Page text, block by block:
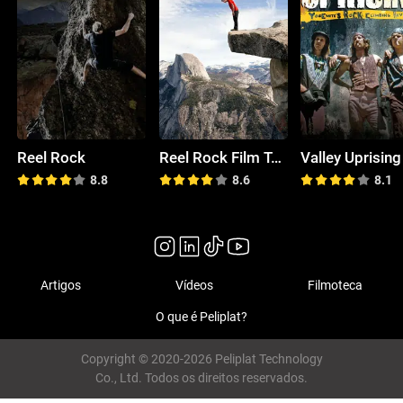
Reel Rock
8.8
Reel Rock Film Tour
8.6
Valley Uprising
8.1
Artigos Vídeos Filmoteca
O que é Peliplat?
Copyright © 2020-2026 Peliplat Technology
Co., Ltd. Todos os direitos reservados.